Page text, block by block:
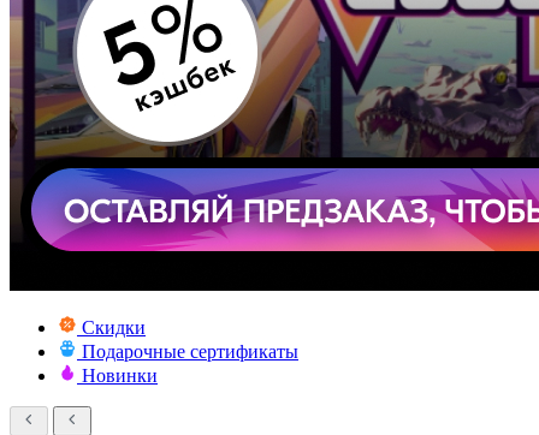
Скидки
Подарочные сертификаты
Новинки